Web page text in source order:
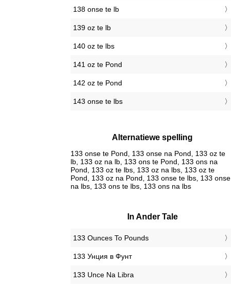
138 onse te lb
139 oz te lb
140 oz te lbs
141 oz te Pond
142 oz te Pond
143 onse te lbs
Alternatiewe spelling
133 onse te Pond, 133 onse na Pond, 133 oz te
lb, 133 oz na lb, 133 ons te Pond, 133 ons na
Pond, 133 oz te lbs, 133 oz na lbs, 133 oz te
Pond, 133 oz na Pond, 133 onse te lbs, 133 onse
na lbs, 133 ons te lbs, 133 ons na lbs
In Ander Tale
‎133 Ounces To Pounds
‎133 Унция в Фунт
‎133 Unce Na Libra